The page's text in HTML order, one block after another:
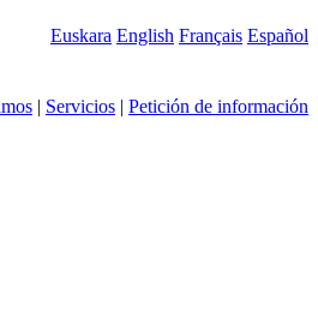
Euskara English Français Español
| Servicios | Petición de información